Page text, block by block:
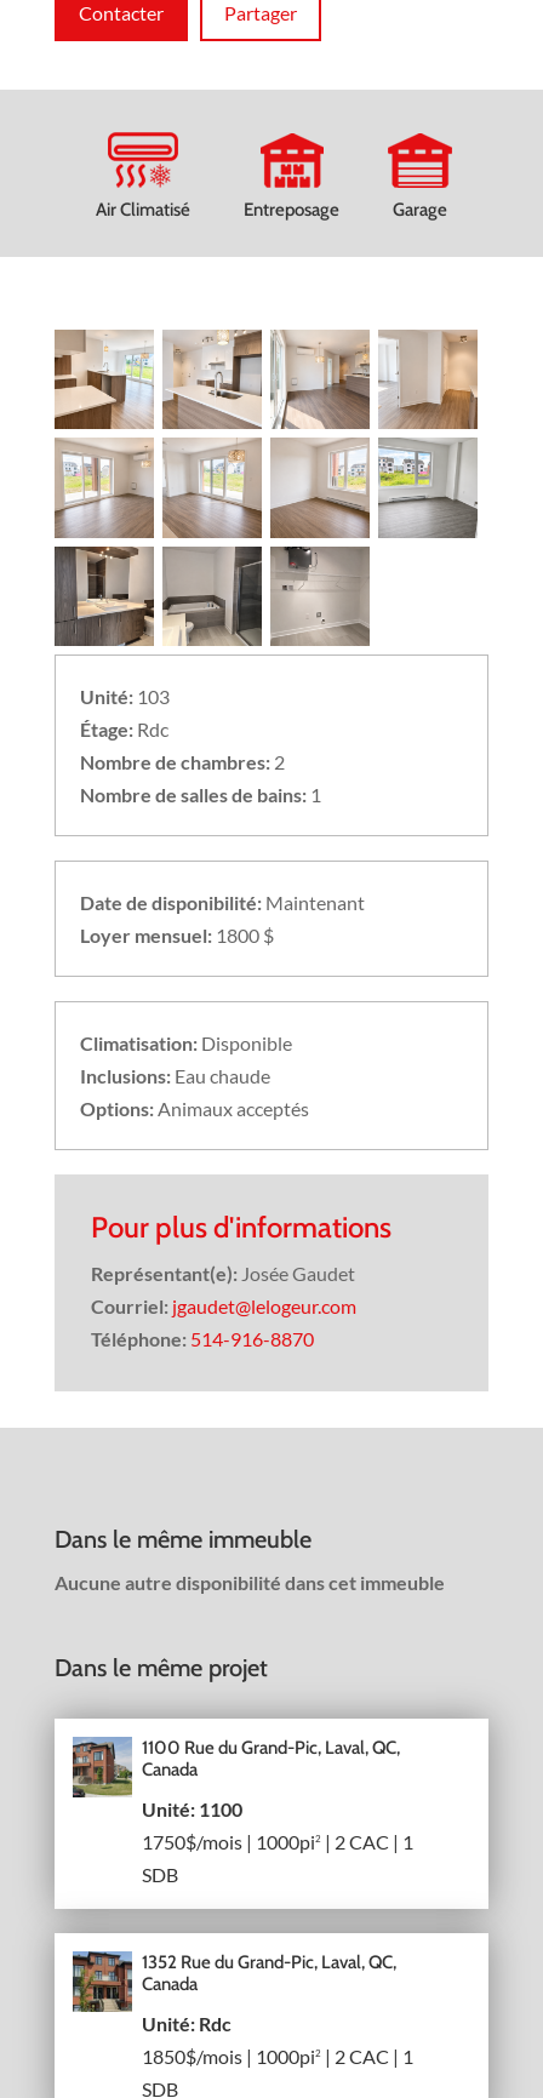
Contacter Partager
Air Climatisé Entreposage Garage
Unité:103
Étage:Rdc
Nombre de chambres:2
Nombre de salles de bains:1
Date de disponibilité:Maintenant
Loyer mensuel:1800 $
Climatisation:Disponible
Inclusions:Eau chaude
Options:Animaux acceptés
Pour plus d'informations
Représentant(e): Josée Gaudet
Courriel: jgaudet@lelogeur.com
Téléphone: 514-916-8870
Dans le même immeuble
Aucune autre disponibilité dans cet immeuble
Dans le même projet
1100 Rue du Grand-Pic, Laval, QC,
Canada
Unité: 1100
1750$/mois | 1000pi2 | 2 CAC | 1
SDB
1352 Rue du Grand-Pic, Laval, QC,
Canada
Unité: Rdc
1850$/mois | 1000pi2 | 2 CAC | 1
SDB